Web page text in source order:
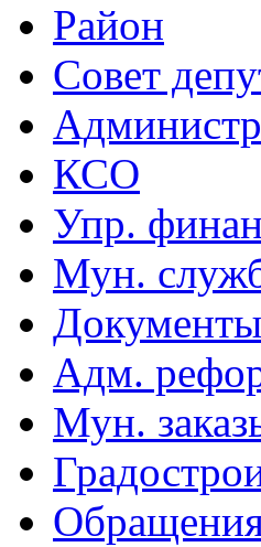
Район
Совет
КСО
Упр.
Мун.
Документы
Адм.
Мун.